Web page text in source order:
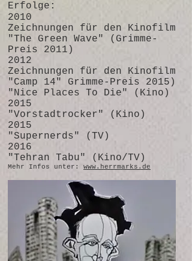
Erfolge:
2010
Zeichnungen für den Kinofilm
"The Green Wave" (Grimme-
Preis 2011)
2012
Zeichnungen für den Kinofilm
"Camp 14" Grimme-Preis 2015)
"Nice Places To Die" (Kino)
2015
"Vorstadtrocker" (Kino)
2015
"Supernerds" (TV)
2016
"Tehran Tabu" (Kino/TV)
Mehr Infos unter: www.herrmarks.de